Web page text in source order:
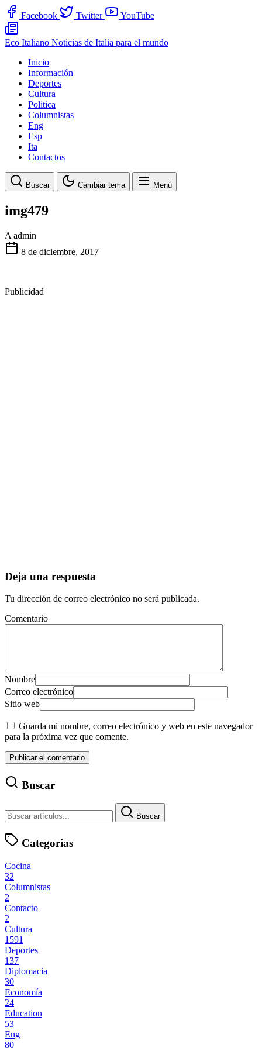
Facebook Twitter YouTube
Eco Italiano Noticias de Italia para el mundo
Inicio
Información
Deportes
Cultura
Politica
Columnistas
Eng
Esp
Ita
Contactos
Buscar Cambiar tema Menú
img479
A admin
8 de diciembre, 2017
Publicidad
Deja una respuesta
Tu dirección de correo electrónico no será publicada.
Comentario
Nombre
Correo electrónico
Sitio web
Guarda mi nombre, correo electrónico y web en este navegador
para la próxima vez que comente.
Buscar
Buscar
Categorías
Cocina
32
Columnistas
2
Contacto
2
Cultura
1591
Deportes
137
Diplomacia
30
Economía
24
Education
53
Eng
80